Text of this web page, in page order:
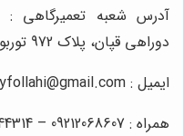
آدرس شعبه تعمیرگاهی :
دوراهی قپان، پلاک 972 توربو سنتر
ایمیل : turbo_seyfollahi@gmail.com
همراه : 09212068607 – 09127044314